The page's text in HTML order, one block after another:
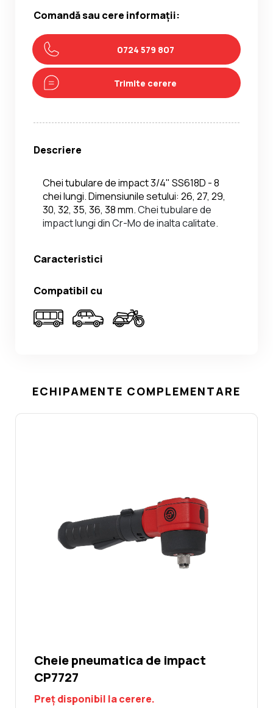
Comandă sau cere informații:
0724 579 807
Trimite cerere
Descriere
Chei tubulare de impact 3/4" SS618D - 8
chei lungi. Dimensiunile setului: 26, 27, 29,
30, 32, 35, 36, 38 mm. Chei tubulare de
impact lungi din Cr-Mo de inalta calitate.
Caracteristici
Compatibil cu
ECHIPAMENTE COMPLEMENTARE
Cheie pneumatica de impact
CP7727
Preț disponibil la cerere.